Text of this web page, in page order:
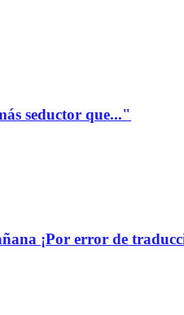
seductor que..."
¡Por error de